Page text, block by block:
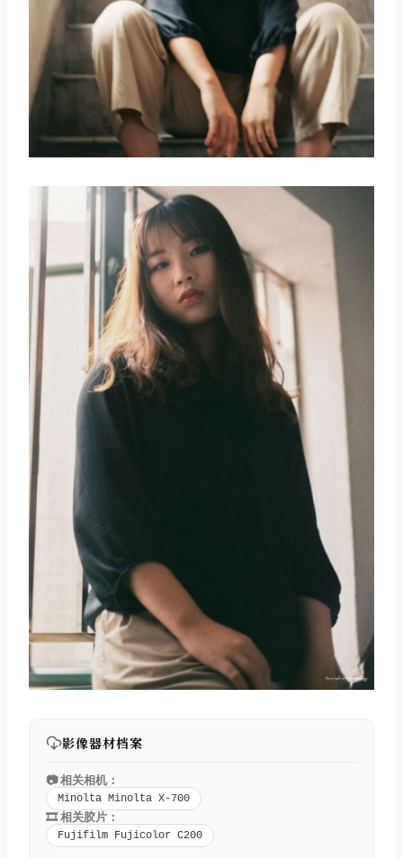
影像器材档案
📷 相关相机：
Minolta Minolta X-700
🎞️ 相关胶片：
Fujifilm Fujicolor C200